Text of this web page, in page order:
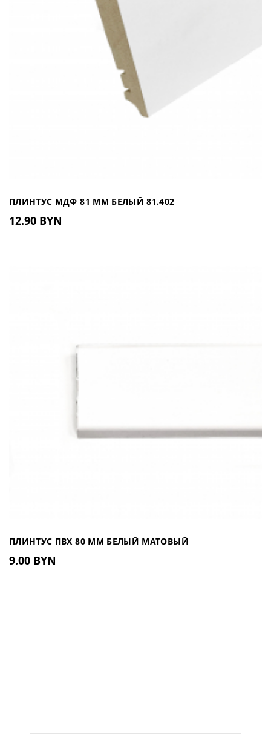
ПЛИНТУС МДФ 81 ММ БЕЛЫЙ 81.402
12.90 BYN
ПЛИНТУС ПВХ 80 ММ БЕЛЫЙ МАТОВЫЙ
9.00 BYN